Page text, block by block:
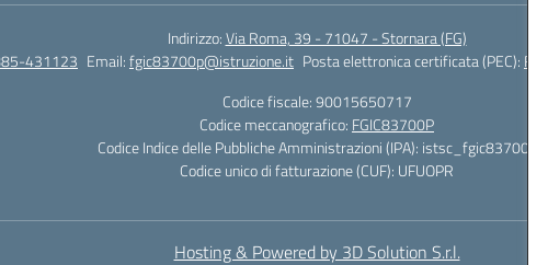
Indirizzo:Via Roma, 39 - 71047 - Stornara (FG)
431123 Email:fgic83700p@istruzione.it Posta elettronica certificata (PEC):
Codice fiscale: 90015650717
Codice meccanografico: FGIC83700P
Codice Indice delle Pubbliche Amministrazioni (IPA): istsc_fgic83700p
Codice unico di fatturazione (CUF): UFUOPR
Hosting & Powered by 3D Solution S.r.l.